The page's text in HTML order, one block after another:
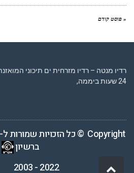
« פוסט קודם
רדיו מנטה – רדיו מזרחית ים תיכוני
24 שעות ביממה,
Copyright © כל הזכויות שמורות ל-
ברשיון
2022 - 2003